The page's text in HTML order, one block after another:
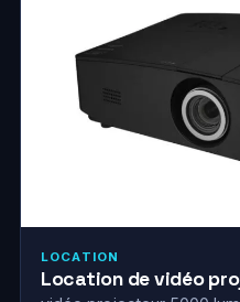
LOCATION
Location de vidéo